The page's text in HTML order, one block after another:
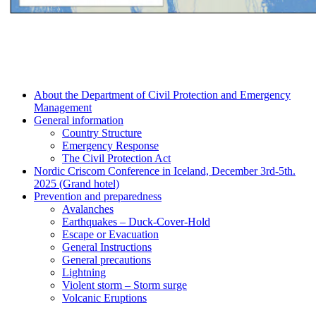
About the Department of Civil Protection and Emergency
Management
General information
Country Structure
Emergency Response
The Civil Protection Act
Nordic Criscom Conference in Iceland, December 3rd-5th.
2025 (Grand hotel)
Prevention and preparedness
Avalanches
Earthquakes – Duck-Cover-Hold
Escape or Evacuation
General Instructions
General precautions
Lightning
Violent storm – Storm surge
Volcanic Eruptions